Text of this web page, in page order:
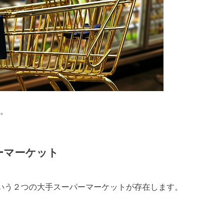
ーケット
２つの大手スーパーマーケットが存在します。